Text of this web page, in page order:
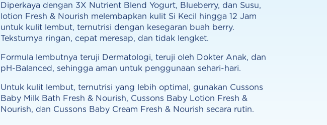
Diperkaya dengan 3X Nutrient Blend Yogurt, Blueberry, dan Susu,
lotion Fresh & Nourish melembapkan kulit Si Kecil hingga 12 Jam
untuk kulit lembut, ternutrisi dengan kesegaran buah berry.
Teksturnya ringan, cepat meresap, dan tidak lengket.
Formula lembutnya teruji Dermatologi, teruji oleh Dokter Anak, dan
pH-Balanced, sehingga aman untuk penggunaan sehari-hari.
Untuk kulit lembut, ternutrisi yang lebih optimal, gunakan Cussons
Baby Milk Bath Fresh & Nourish, Cussons Baby Lotion Fresh &
Nourish, dan Cussons Baby Cream Fresh & Nourish secara rutin.